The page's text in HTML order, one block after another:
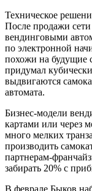
Техническое
После продажи
вендинговыми
по электронной
похожи на будущие
придумал
выдвигаются
автомата.
Бизнес-модели
картами или через
много мелких
производить
партнерам-
забирать 20% с
В феврале Быков